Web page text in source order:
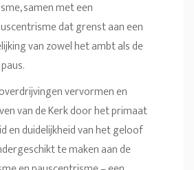
samen met een
dat grenst aan een
van zowel het ambt als de
vervormen en
van de Kerk door het primaat
en duidelijkheid van het geloof
te maken aan de